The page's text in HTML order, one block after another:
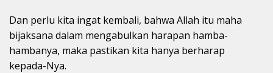
Dan perlu kita ingat kembali, bahwa Allah itu maha
bijaksana dalam mengabulkan harapan hamba-
hambanya, maka pastikan kita hanya berharap
kepada-Nya.